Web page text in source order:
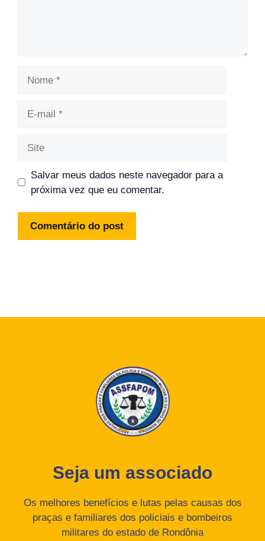
Salvar meus dados neste navegador para a
próxima vez que eu comentar.
Seja um associado
Os melhores benefícios e lutas pelas causas dos
praças e familiares dos policiais e bombeiros
militares do estado de Rondônia